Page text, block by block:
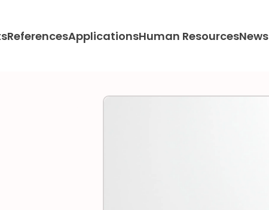
ReferencesApplicationsHuman ResourcesNews